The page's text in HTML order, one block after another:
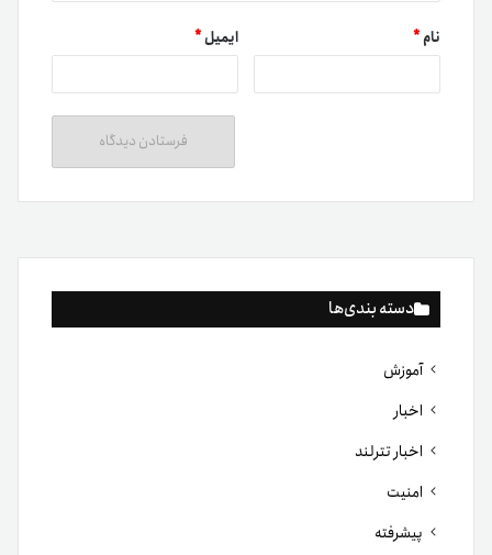
دسته بندی‌ها
آموزش
اخبار
اخبار تترلند
امنیت
پیشرفته
نام* ایمیل*